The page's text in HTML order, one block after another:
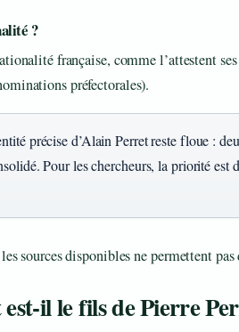
?
française, comme l’attestent
préfectorales).
précise d’Alain Perret reste floue :
Pour les chercheurs, la priorité est
sources disponibles ne permettent pas
le fils de Pierre